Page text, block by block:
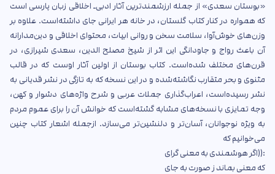
«بوستان سعدی» از جمله ارزشمندترین آثار ادبی‌ـ اخلاقی زبان پارسی است
که همواره در کنار کتاب گلستان، در خانه هر ایرانی جای داشته‌است. علاوه بر
وزن‌های خوش‌آوا، سلامت سخن و روانی ابیات، محتوای اخلاقی و دین‌مدارانه
آن باعث رواج و جاودانگی این اثر از شیخ مصلح الدین، سعدی شیرازی، در
قرن‌های مختلف شده‌است. کتاب بوستان از اولین آثار اوست که در قالب
مثنوی و بحر متقارب نگاشته‌شده و در این نسخه که به تازگی در نشر قدیانی به
نشر رسیده‌است، اعراب‌گذاری جملات عربی و شرح واژه‌های دشوار و کهن،
وجه تمایزی با نسخه‌های مشابه گشته‌است که خوانش آن را برای عموم مردم
به ویژه نوجوانان، آسان‌تر و دلنشین‌تر می‌سازد. ازجمله اشعار کتاب چنین
می‌خوانیم که
:((اگر هوشمندی به معنی گرای
که معنی بماند ز صورت به جای